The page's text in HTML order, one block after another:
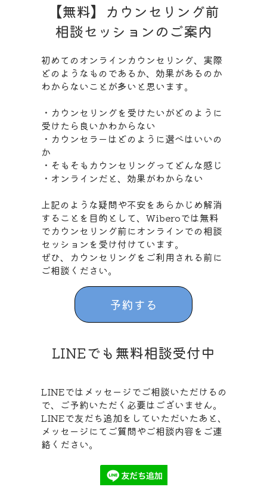
【無料】カウンセリング前
相談セッションのご案内
初めてのオンラインカウンセリング、実際
どのようなものであるか、効果があるのか
わからないことが多いと思います。
・カウンセリングを受けたいがどのように
受けたら良いかわからない
・カウンセラーはどのように選べはいいの
か
・そもそもカウンセリングってどんな感じ
・オンラインだと、効果がわからない
上記のような疑問や不安をあらかじめ解消
することを目的として、Wiberoでは無料
でカウンセリング前にオンラインでの相談
セッションを受け付けています。
ぜひ、カウンセリングをご利用される前に
ご相談ください。
予約する
LINEでも無料相談受付中
LINEではメッセージでご相談いただけるの
で、ご予約いただく必要はございません。
LINEで友だち追加をしていただいたあと、
メッセージにてご質問やご相談内容をご連
絡ください。